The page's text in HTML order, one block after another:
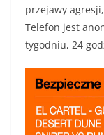
przejawy
Telefon jest
tygodniu, 24